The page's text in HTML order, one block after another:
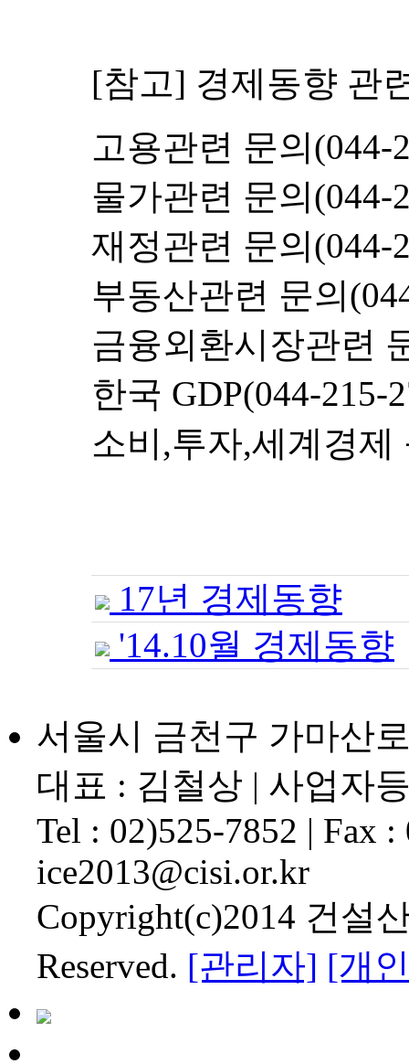
[참고] 경제동향 관
고용관련 문의(044-
물가관련 문의(044-
재정관련 문의(044-
부동산관련 문의
금융외환시장관련
한국 GDP(044-215-
소비,투자,세계경제
17년 경제동향
'14.10월 경제동향
서울시 금천구 가마산
대표 : 김철상 | 사업자
Tel : 02)525-7852 | Fax
ice2013@cisi.or.kr
Copyright(c)2014 건설
Reserved. [관리자] [개